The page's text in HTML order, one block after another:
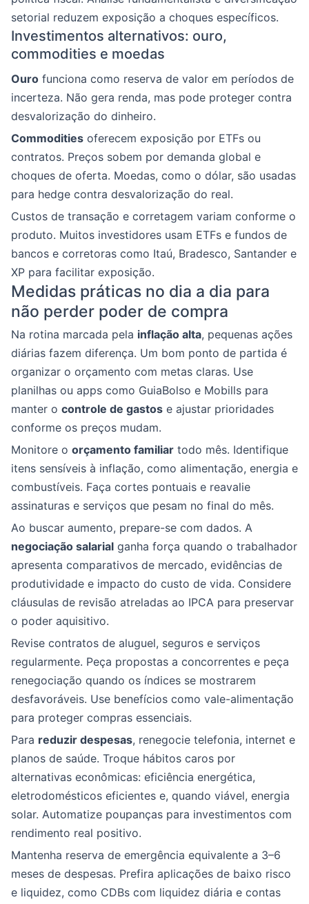
setorial reduzem exposição a choques específicos.
Investimentos alternativos: ouro,
commodities e moedas
Ouro funciona como reserva de valor em períodos de
incerteza. Não gera renda, mas pode proteger contra
desvalorização do dinheiro.
Commodities oferecem exposição por ETFs ou
contratos. Preços sobem por demanda global e
choques de oferta. Moedas, como o dólar, são usadas
para hedge contra desvalorização do real.
Custos de transação e corretagem variam conforme o
produto. Muitos investidores usam ETFs e fundos de
bancos e corretoras como Itaú, Bradesco, Santander e
XP para facilitar exposição.
Medidas práticas no dia a dia para
não perder poder de compra
Na rotina marcada pela inflação alta, pequenas ações
diárias fazem diferença. Um bom ponto de partida é
organizar o orçamento com metas claras. Use
planilhas ou apps como GuiaBolso e Mobills para
manter o controle de gastos e ajustar prioridades
conforme os preços mudam.
Monitore o orçamento familiar todo mês. Identifique
itens sensíveis à inflação, como alimentação, energia e
combustíveis. Faça cortes pontuais e reavalie
assinaturas e serviços que pesam no final do mês.
Ao buscar aumento, prepare-se com dados. A
negociação salarial ganha força quando o trabalhador
apresenta comparativos de mercado, evidências de
produtividade e impacto do custo de vida. Considere
cláusulas de revisão atreladas ao IPCA para preservar
o poder aquisitivo.
Revise contratos de aluguel, seguros e serviços
regularmente. Peça propostas a concorrentes e peça
renegociação quando os índices se mostrarem
desfavoráveis. Use benefícios como vale-alimentação
para proteger compras essenciais.
Para reduzir despesas, renegocie telefonia, internet e
planos de saúde. Troque hábitos caros por
alternativas econômicas: eficiência energética,
eletrodomésticos eficientes e, quando viável, energia
solar. Automatize poupanças para investimentos com
rendimento real positivo.
Mantenha reserva de emergência equivalente a 3–6
meses de despesas. Prefira aplicações de baixo risco
e liquidez, como CDBs com liquidez diária e contas